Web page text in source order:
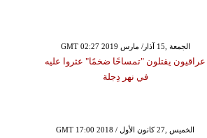
GMT 02:27 2019 الجمعة ,15 آذار/ مارس
عراقيون يقتلون "تمساحًا ضخمًا" عثروا عليه
في نهر دِجلة
GMT 17:00 2018 الخميس ,27 كانون الأول /